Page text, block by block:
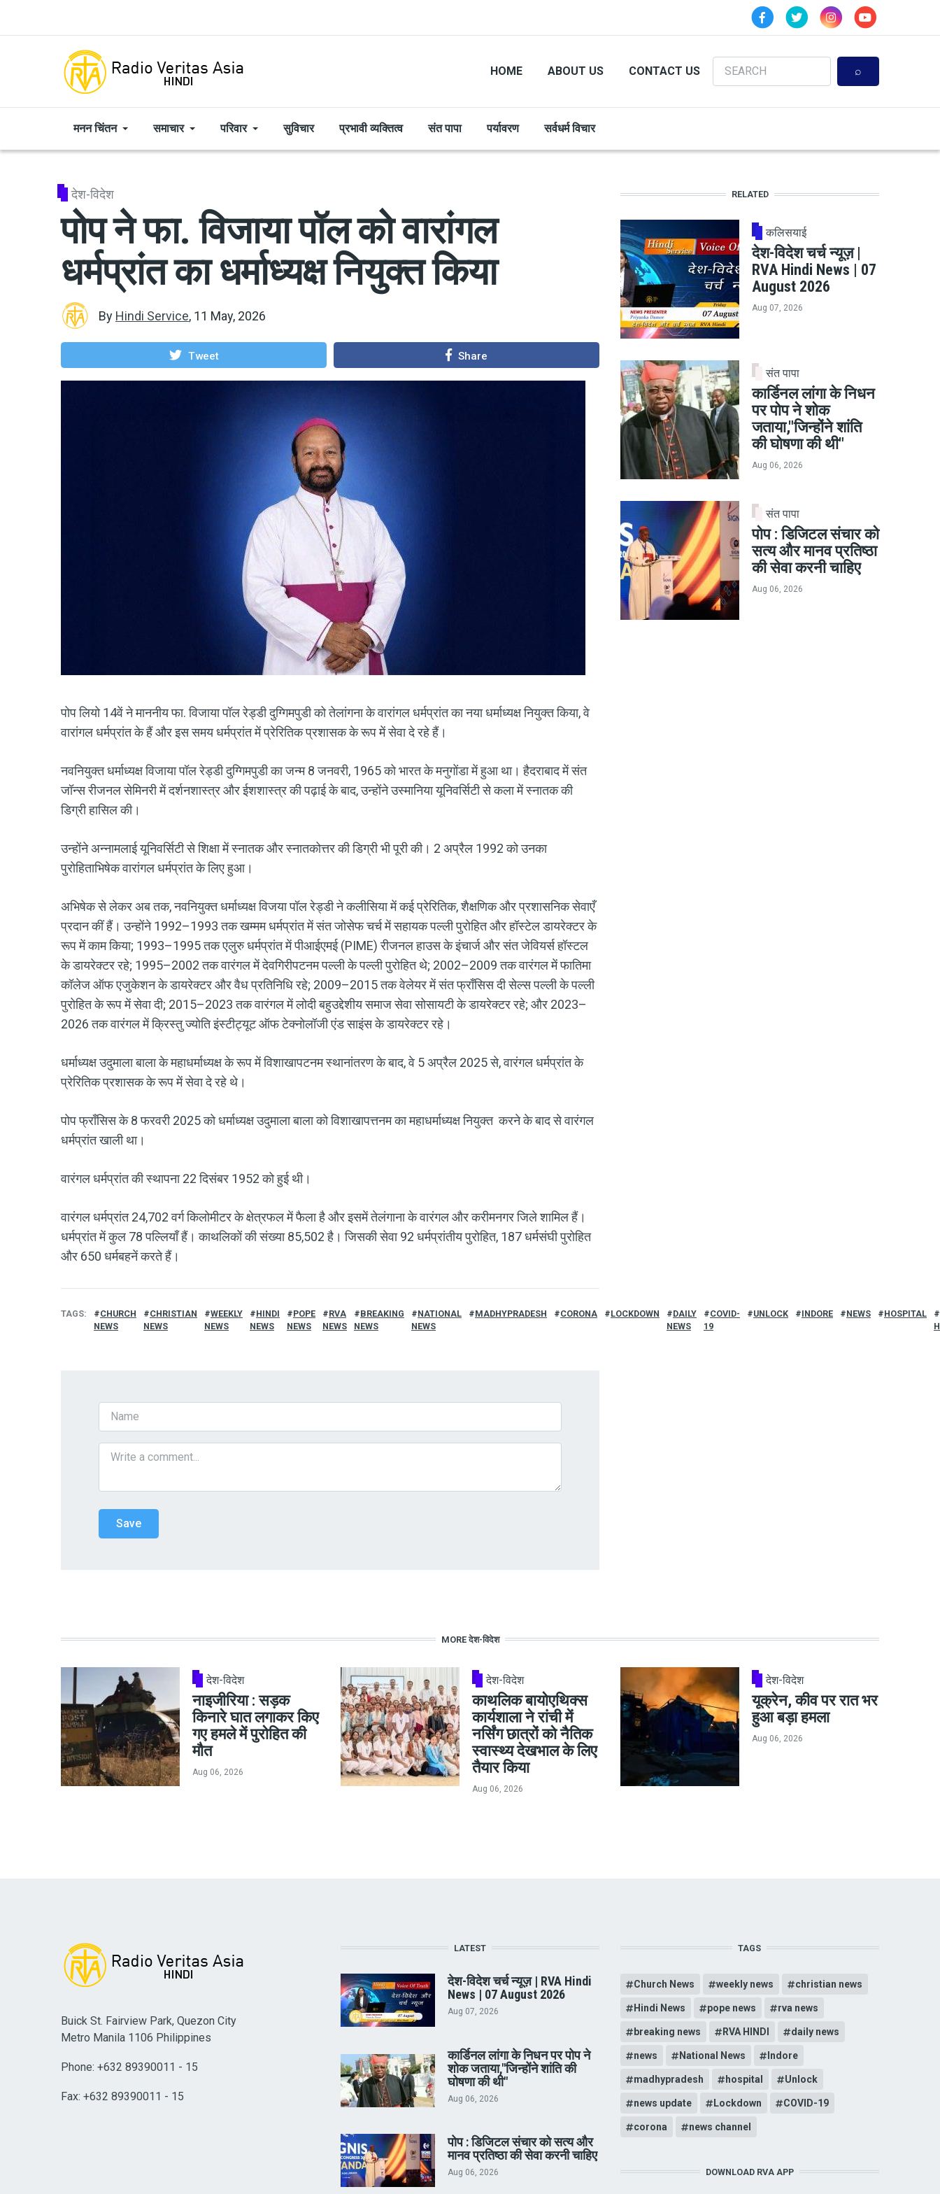
HOME ABOUT US CONTACT US
Search
मनन चिंतन समाचार परिवार सुविचार प्रभावी व्यक्तित्व संत पापा पर्यावरण सर्वधर्म विचार
देश-विदेश
पोप ने फा. विजाया पॉल को वारांगल
धर्मप्रांत का धर्माध्यक्ष नियुक्त किया
By Hindi Service, 11 May, 2026
Tweet Share
पोप लियो 14वें ने माननीय फा. विजाया पॉल रेड्डी दुग्गिमपुडी को तेलांगना के वारांगल धर्मप्रांत का नया धर्माध्यक्ष नियुक्त किया, वे
वारांगल धर्मप्रांत के हैं और इस समय धर्मप्रांत में प्रेरितिक प्रशासक के रूप में सेवा दे रहे हैं।
नवनियुक्त धर्माध्यक्ष विजाया पॉल रेड्डी दुग्गिमपुडी का जन्म 8 जनवरी, 1965 को भारत के मनुगोंडा में हुआ था। हैदराबाद में संत
जॉन्स रीजनल सेमिनरी में दर्शनशास्त्र और ईशशास्त्र की पढ़ाई के बाद, उन्होंने उस्मानिया यूनिवर्सिटी से कला में स्नातक की
डिग्री हासिल की।
उन्होंने अन्नामलाई यूनिवर्सिटी से शिक्षा में स्नातक और स्नातकोत्तर की डिग्री भी पूरी की। 2 अप्रैल 1992 को उनका
पुरोहिताभिषेक वारांगल धर्मप्रांत के लिए हुआ।
अभिषेक से लेकर अब तक, नवनियुक्त धर्माध्यक्ष विजया पॉल रेड्डी ने कलीसिया में कई प्रेरितिक, शैक्षणिक और प्रशासनिक सेवाएँ
प्रदान कीं हैं। उन्होंने 1992–1993 तक खम्मम धर्मप्रांत में संत जोसेफ चर्च में सहायक पल्ली पुरोहित और हॉस्टेल डायरेक्टर के
रूप में काम किया; 1993–1995 तक एलुरु धर्मप्रांत में पीआईएमई (PIME) रीजनल हाउस के इंचार्ज और संत जेवियर्स हॉस्टल
के डायरेक्टर रहे; 1995–2002 तक वारंगल में देवगिरीपटनम पल्ली के पल्ली पुरोहित थे; 2002–2009 तक वारंगल में फातिमा
कॉलेज ऑफ एजुकेशन के डायरेक्टर और वैध प्रतिनिधि रहे; 2009–2015 तक वेलेयर में संत फ्राँसिस दी सेल्स पल्ली के पल्ली
पुरोहित के रूप में सेवा दी; 2015–2023 तक वारंगल में लोदी बहुउद्देशीय समाज सेवा सोसायटी के डायरेक्टर रहे; और 2023–
2026 तक वारंगल में क्रिस्तु ज्योति इंस्टीट्यूट ऑफ टेक्नोलॉजी एंड साइंस के डायरेक्टर रहे।
धर्माध्यक्ष उदुमाला बाला के महाधर्माध्यक्ष के रूप में विशाखापटनम स्थानांतरण के बाद, वे 5 अप्रैल 2025 से, वारंगल धर्मप्रांत के
प्रेरितिक प्रशासक के रूप में सेवा दे रहे थे।
पोप फ्राँसिस के 8 फरवरी 2025 को धर्माध्यक्ष उदुमाला बाला को विशाखापत्तनम का महाधर्माध्यक्ष नियुक्त करने के बाद से वारंगल
धर्मप्रांत खाली था।
वारंगल धर्मप्रांत की स्थापना 22 दिसंबर 1952 को हुई थी।
वारंगल धर्मप्रांत 24,702 वर्ग किलोमीटर के क्षेत्रफल में फैला है और इसमें तेलंगाना के वारंगल और करीमनगर जिले शामिल हैं।
धर्मप्रांत में कुल 78 पल्लियाँ हैं। काथलिकों की संख्या 85,502 है। जिसकी सेवा 92 धर्मप्रांतीय पुरोहित, 187 धर्मसंघी पुरोहित
और 650 धर्मबहनें करते हैं।
TAGS
CHURCH
NEWS
CHRISTIAN
NEWS
WEEKLY
NEWS
HINDI
NEWS
POPE
NEWS
RVA
NEWS
BREAKING
NEWS
NATIONAL
NEWS
MADHYPRADESH CORONA LOCKDOWN
DAILY
NEWS
COVID-
19
UNLOCK INDORE NEWS
HOSPITAL
RELATED
कलिसयाई
देश-विदेश चर्च न्यूज़ |
RVA Hindi News | 07
August 2026
Aug 07, 2026
संत पापा
कार्डिनल लांगा के निधन
पर पोप ने शोक
जताया,"जिन्होंने शांति
की घोषणा की थी"
Aug 06, 2026
संत पापा
पोप : डिजिटल संचार को
सत्य और मानव प्रतिष्ठा
की सेवा करनी चाहिए
Aug 06, 2026
MORE देश-विदेश
देश-विदेश
नाइजीरिया : सड़क
किनारे घात लगाकर किए
गए हमले में पुरोहित की
मौत
Aug 06, 2026
देश-विदेश
काथलिक बायोएथिक्स
कार्यशाला ने रांची में
नर्सिंग छात्रों को नैतिक
स्वास्थ्य देखभाल के लिए
तैयार किया
Aug 06, 2026
देश-विदेश
यूक्रेन, कीव पर रात भर
हुआ बड़ा हमला
Aug 06, 2026
Buick St. Fairview Park, Quezon City
Metro Manila 1106 Philippines
Phone: +632 89390011 - 15
Fax: +632 89390011 - 15
LATEST
देश-विदेश चर्च न्यूज़ | RVA Hindi
News | 07 August 2026
Aug 07, 2026
कार्डिनल लांगा के निधन पर पोप ने
शोक जताया,"जिन्होंने शांति की
घोषणा की थी"
Aug 06, 2026
पोप : डिजिटल संचार को सत्य और
मानव प्रतिष्ठा की सेवा करनी चाहिए
Aug 06, 2026
TAGS
Church News weekly news christian news
Hindi News pope news rva news
breaking news RVA HINDI daily news
news National News Indore
madhypradesh hospital Unlock
news update Lockdown COVID-19
corona news channel
DOWNLOAD RVA APP